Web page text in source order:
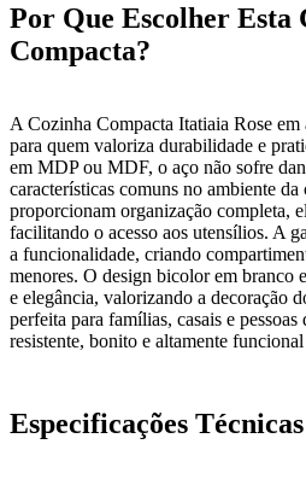
Por Que Escolher Esta
Compacta?
A Cozinha Compacta Itatiaia Rose em
para quem valoriza durabilidade e
em MDP ou MDF, o aço não sofre
características comuns no ambiente
proporcionam organização completa,
facilitando o acesso aos utensílios. A
a funcionalidade, criando
menores. O design bicolor em branco
e elegância, valorizando a decoração
perfeita para famílias, casais e
resistente, bonito e altamente
Especificações Técnicas